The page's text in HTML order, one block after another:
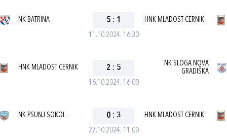
11.10.2024. 16:30
NK BATRINA 5 : 1 HNK MLADOST CERNIK
16.10.2024. 16:00
HNK MLADOST CERNIK 2 : 5
NK SLOGA NOVA
GRADIŠKA
27.10.2024. 11:00
NK PSUNJ SOKOL 0 : 3 HNK MLADOST CERNIK